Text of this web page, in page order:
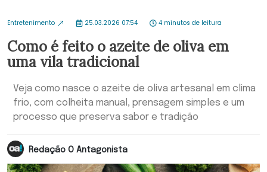
Entretenimento 25.03.2026 07:54 4 minutos de leitura
Como é feito o azeite de oliva em
uma vila tradicional
Veja como nasce o azeite de oliva artesanal em clima
frio, com colheita manual, prensagem simples e um
processo que preserva sabor e tradição
Redação O Antagonista